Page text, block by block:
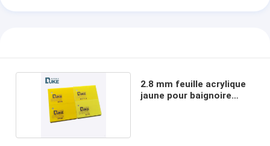
2.8 mm feuille acrylique
jaune pour baignoire